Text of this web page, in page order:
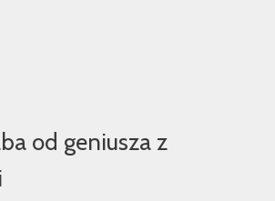
od geniusza z